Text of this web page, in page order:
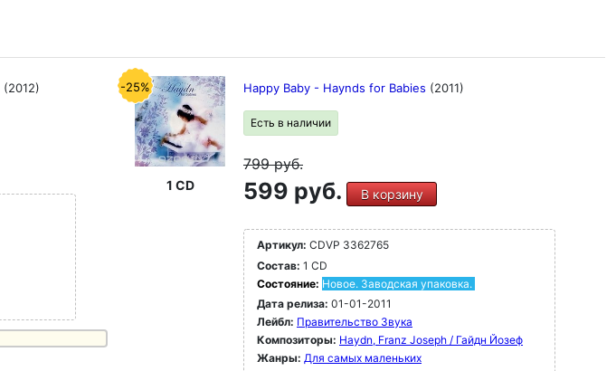
(2012) -25%
1 CD
Happy Baby - Haynds for Babies (2011)
Есть в наличии
799руб.
599 руб. В корзину
Артикул: CDVP 3362765
Состав: 1 CD
Состояние: Новое. Заводская упаковка.
Дата релиза: 01-01-2011
Лейбл: Правительство Звука
Композиторы: Haydn, Franz Joseph / Гайдн Йозеф
Жанры: Для самых маленьких